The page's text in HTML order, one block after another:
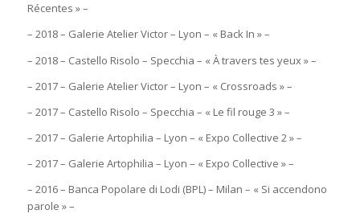
Récentes » –
– 2018 – Galerie Atelier Victor – Lyon – « Back In » –
– 2018 – Castello Risolo – Specchia – « À travers tes yeux » –
– 2017 – Galerie Atelier Victor – Lyon – « Crossroads » –
– 2017 – Castello Risolo – Specchia – « Le fil rouge 3 » –
– 2017 – Galerie Artophilia – Lyon – « Expo Collective 2 » –
– 2017 – Galerie Artophilia – Lyon – « Expo Collective » –
– 2016 – Banca Popolare di Lodi (BPL) – Milan – « Si accendono
parole » –